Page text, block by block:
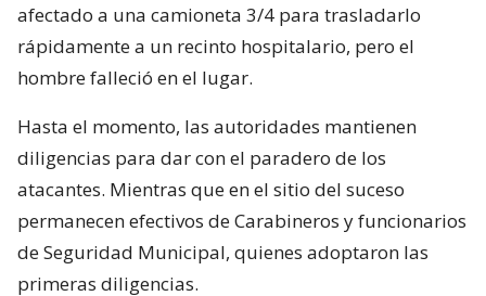
afectado a una camioneta 3/4 para trasladarlo
rápidamente a un recinto hospitalario, pero el
hombre falleció en el lugar.
Hasta el momento, las autoridades mantienen
diligencias para dar con el paradero de los
atacantes. Mientras que en el sitio del suceso
permanecen efectivos de Carabineros y funcionarios
de Seguridad Municipal, quienes adoptaron las
primeras diligencias.